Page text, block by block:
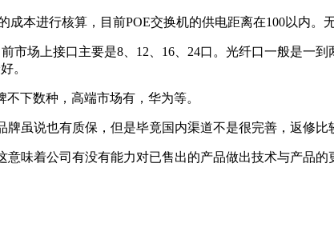
本进行核算，目前POE交换机的供电距离在100以内。
市场上接口主要是8、12、16、24口。光纤口一般是一
。
下数种，高端市场有，华为等。
虽说也有质保，但是毕竟国内渠道不是很完善，返修比
味着公司有没有能力对已售出的产品做出技术与产品的